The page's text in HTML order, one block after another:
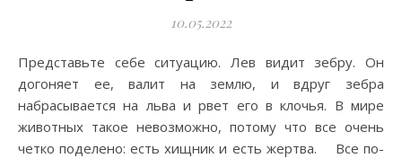
10.05.2022
Представьте себе ситуацию. Лев видит зебру. Он
догоняет ее, валит на землю, и вдруг зебра
набрасывается на льва и рвет его в клочья. В мире
животных такое невозможно, потому что все очень
четко поделено: есть хищник и есть жертва. ⠀ Все по-